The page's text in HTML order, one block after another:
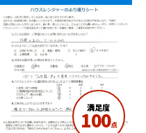
満足度
100点